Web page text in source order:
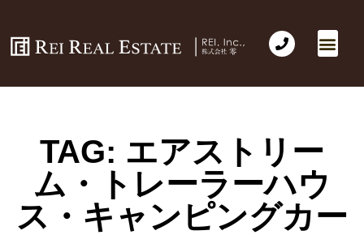
TAG: エアストリー
ム・トレーラーハウ
ス・キャンピングカー